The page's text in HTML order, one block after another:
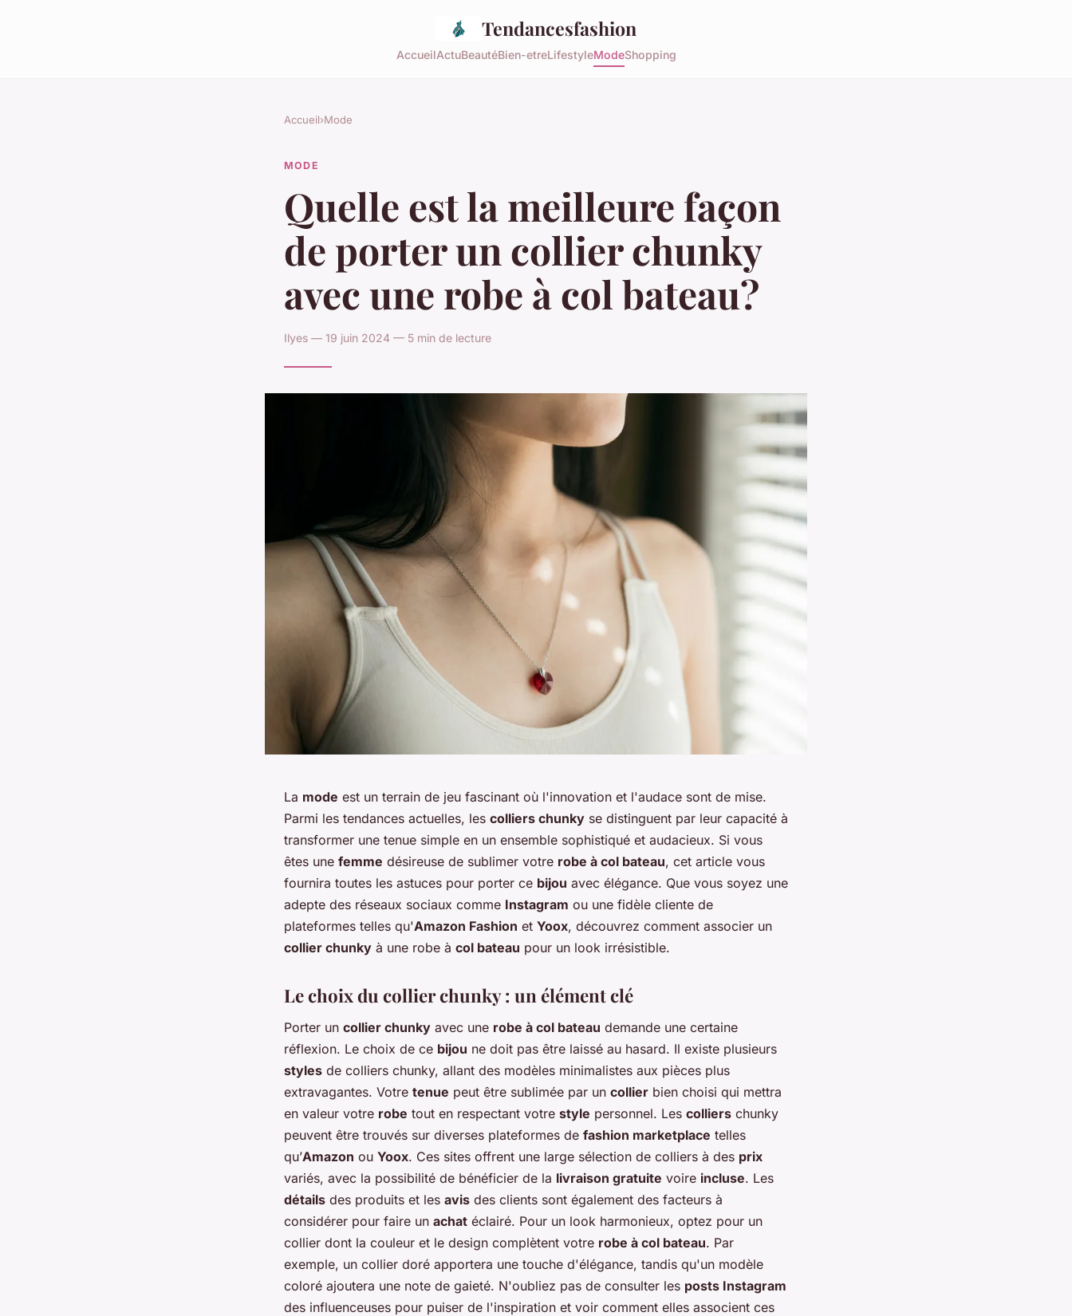
Tendancesfashion
AccueilActuBeautéBien-etreLifestyleModeShopping
Accueil›Mode
MODE
Quelle est la meilleure façon
de porter un collier chunky
avec une robe à col bateau?
Ilyes — 19 juin 2024 — 5 min de lecture
La mode est un terrain de jeu fascinant où l'innovation et l'audace sont de mise.
Parmi les tendances actuelles, les colliers chunky se distinguent par leur capacité à
transformer une tenue simple en un ensemble sophistiqué et audacieux. Si vous
êtes une femme désireuse de sublimer votre robe à col bateau, cet article vous
fournira toutes les astuces pour porter ce bijou avec élégance. Que vous soyez une
adepte des réseaux sociaux comme Instagram ou une fidèle cliente de
plateformes telles qu'Amazon Fashion et Yoox, découvrez comment associer un
collier chunky à une robe à col bateau pour un look irrésistible.
Le choix du collier chunky : un élément clé
Porter un collier chunky avec une robe à col bateau demande une certaine
réflexion. Le choix de ce bijou ne doit pas être laissé au hasard. Il existe plusieurs
styles de colliers chunky, allant des modèles minimalistes aux pièces plus
extravagantes. Votre tenue peut être sublimée par un collier bien choisi qui mettra
en valeur votre robe tout en respectant votre style personnel. Les colliers chunky
peuvent être trouvés sur diverses plateformes de fashion marketplace telles
qu’Amazon ou Yoox. Ces sites offrent une large sélection de colliers à des prix
variés, avec la possibilité de bénéficier de la livraison gratuite voire incluse. Les
détails des produits et les avis des clients sont également des facteurs à
considérer pour faire un achat éclairé. Pour un look harmonieux, optez pour un
collier dont la couleur et le design complètent votre robe à col bateau. Par
exemple, un collier doré apportera une touche d'élégance, tandis qu'un modèle
coloré ajoutera une note de gaieté. N'oubliez pas de consulter les posts Instagram
des influenceuses pour puiser de l'inspiration et voir comment elles associent ces